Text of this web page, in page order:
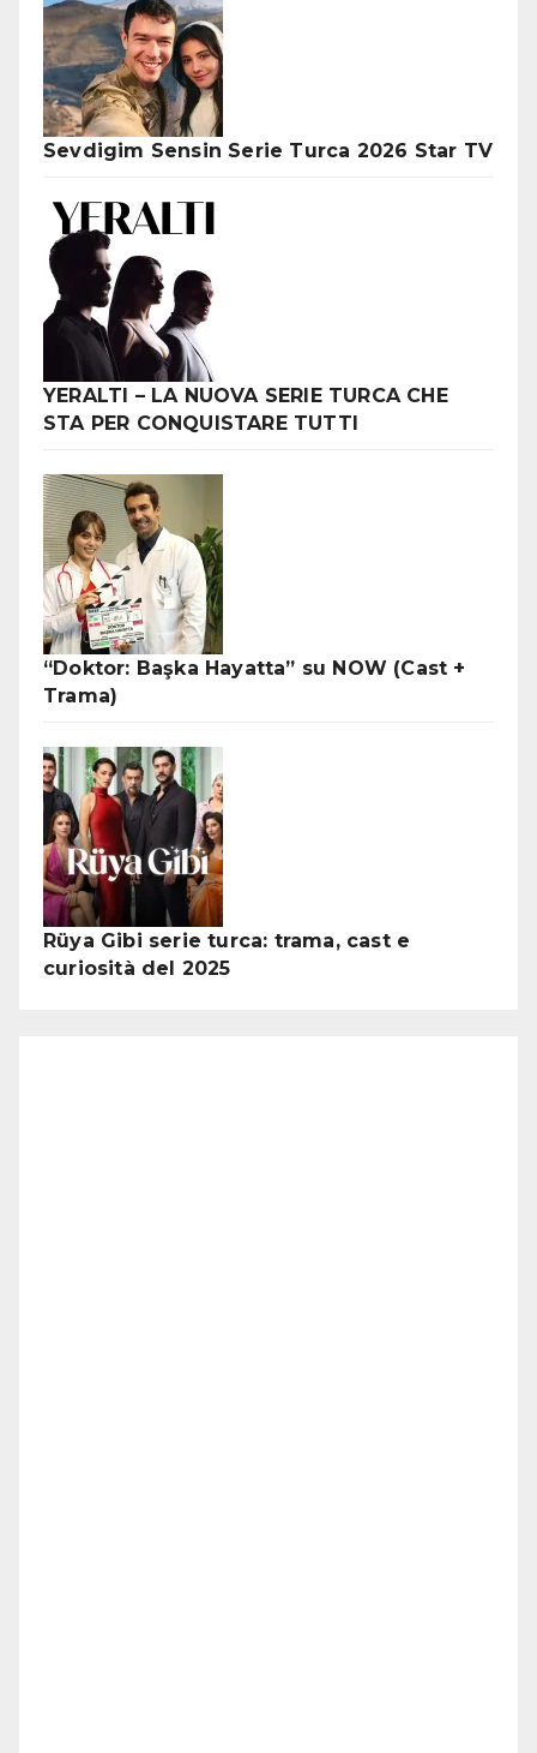
Sevdigim Sensin Serie Turca 2026 Star TV
YERALTI – LA NUOVA SERIE TURCA CHE
STA PER CONQUISTARE TUTTI
“Doktor: Başka Hayatta” su NOW (Cast +
Trama)
Rüya Gibi serie turca: trama, cast e
curiosità del 2025